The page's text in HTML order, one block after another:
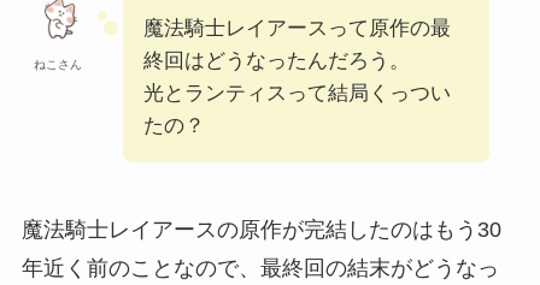
ねこさん
魔法騎士レイアースって原作の最
終回はどうなったんだろう。
光とランティスって結局くっつい
たの？
魔法騎士レイアースの原作が完結したのはもう30
年近く前のことなので、最終回の結末がどうなっ